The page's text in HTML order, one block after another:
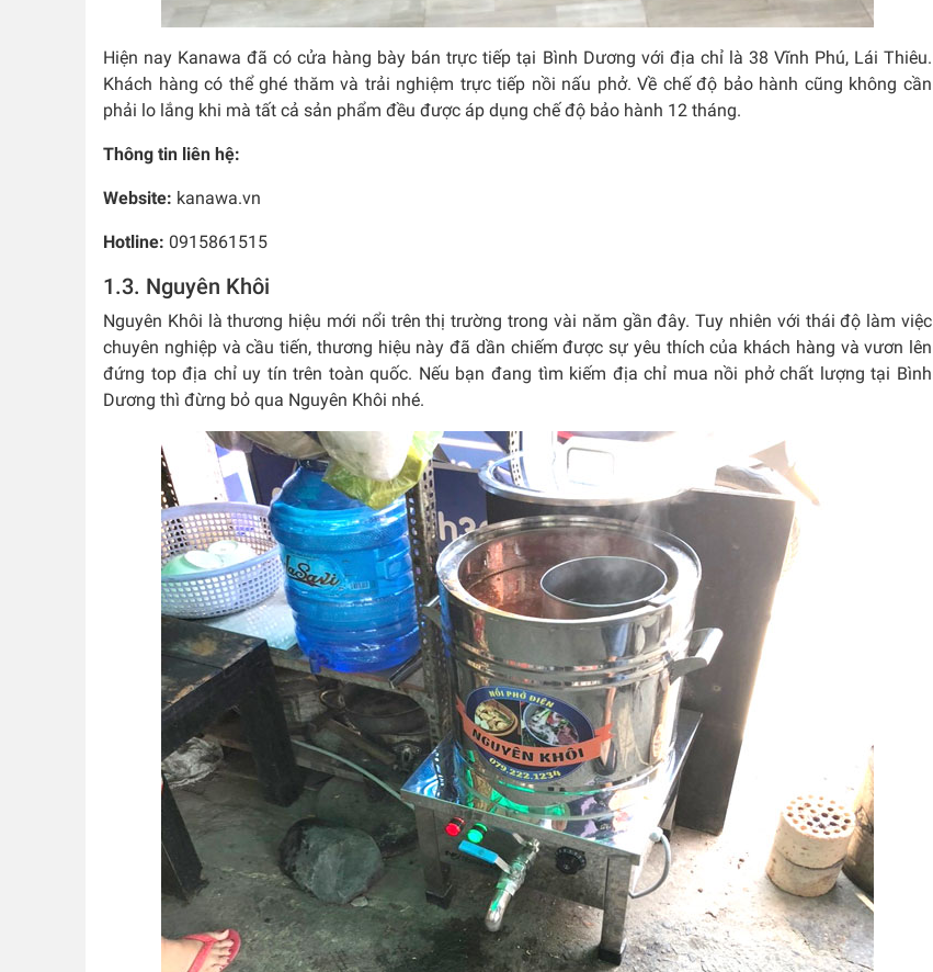
Hiện nay Kanawa đã có cửa hàng bày bán trực tiếp tại Bình Dương với địa chỉ là 38 Vĩnh Phú, Lái Thiêu.
Khách hàng có thể ghé thăm và trải nghiệm trực tiếp nồi nấu phở. Về chế độ bảo hành cũng không cần
phải lo lắng khi mà tất cả sản phẩm đều được áp dụng chế độ bảo hành 12 tháng.
Thông tin liên hệ:
Website: kanawa.vn
Hotline: 0915861515
1.3. Nguyên Khôi
Nguyên Khôi là thương hiệu mới nổi trên thị trường trong vài năm gần đây. Tuy nhiên với thái độ làm việc
chuyên nghiệp và cầu tiến, thương hiệu này đã dần chiếm được sự yêu thích của khách hàng và vươn lên
đứng top địa chỉ uy tín trên toàn quốc. Nếu bạn đang tìm kiếm địa chỉ mua nồi phở chất lượng tại Bình
Dương thì đừng bỏ qua Nguyên Khôi nhé.